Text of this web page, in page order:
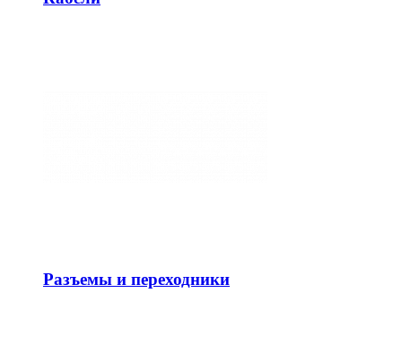
Разъемы и переходники